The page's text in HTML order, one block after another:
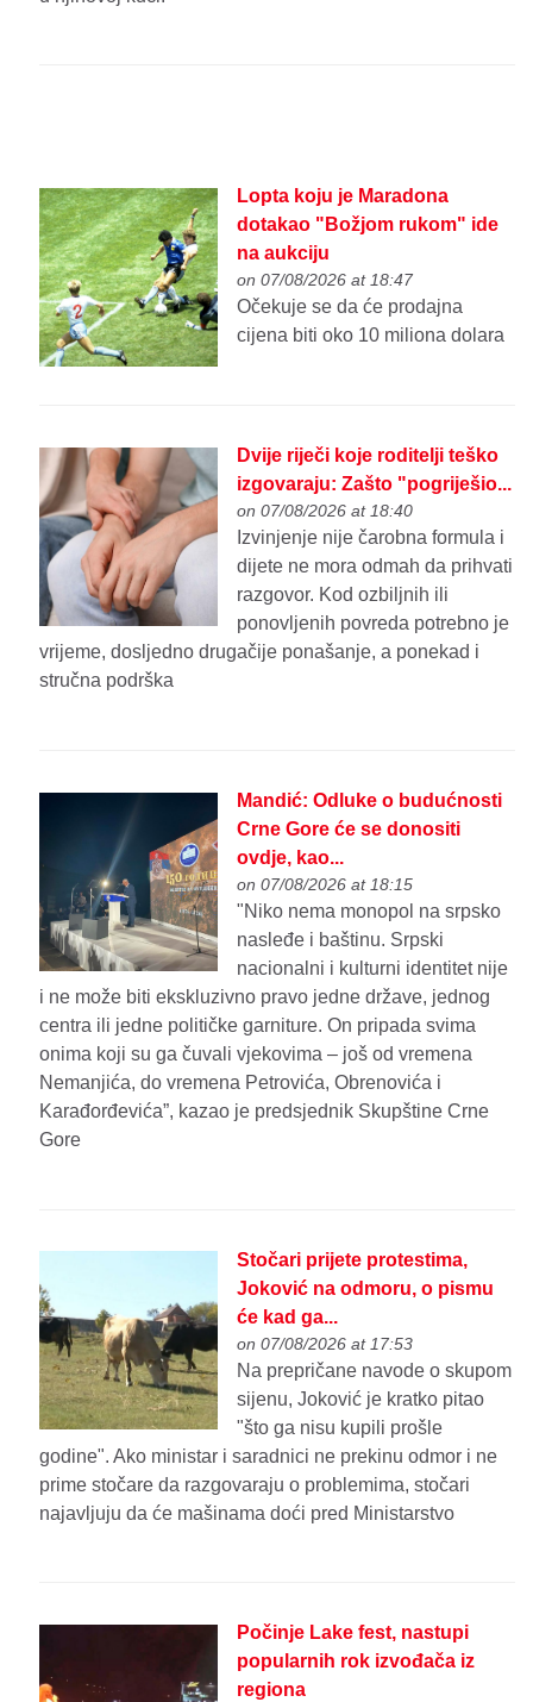
Lopta koju je Maradona
dotakao "Božjom rukom" ide
na aukciju
on 07/08/2026 at 18:47
Očekuje se da će prodajna
cijena biti oko 10 miliona dolara
Dvije riječi koje roditelji teško
izgovaraju: Zašto "pogriješio...
on 07/08/2026 at 18:40
Izvinjenje nije čarobna formula i
dijete ne mora odmah da prihvati
razgovor. Kod ozbiljnih ili
ponovljenih povreda potrebno je
vrijeme, dosljedno drugačije ponašanje, a ponekad i
stručna podrška
Mandić: Odluke o budućnosti
Crne Gore će se donositi
ovdje, kao...
on 07/08/2026 at 18:15
"Niko nema monopol na srpsko
nasleđe i baštinu. Srpski
nacionalni i kulturni identitet nije
i ne može biti ekskluzivno pravo jedne države, jednog
centra ili jedne političke garniture. On pripada svima
onima koji su ga čuvali vjekovima – još od vremena
Nemanjića, do vremena Petrovića, Obrenovića i
Karađorđevića”, kazao je predsjednik Skupštine Crne
Gore
Stočari prijete protestima,
Joković na odmoru, o pismu
će kad ga...
on 07/08/2026 at 17:53
Na prepričane navode o skupom
sijenu, Joković je kratko pitao
"što ga nisu kupili prošle
godine". Ako ministar i saradnici ne prekinu odmor i ne
prime stočare da razgovaraju o problemima, stočari
najavljuju da će mašinama doći pred Ministarstvo
Počinje Lake fest, nastupi
popularnih rok izvođača iz
regiona